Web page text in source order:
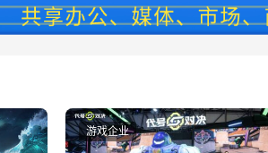
游戏企业